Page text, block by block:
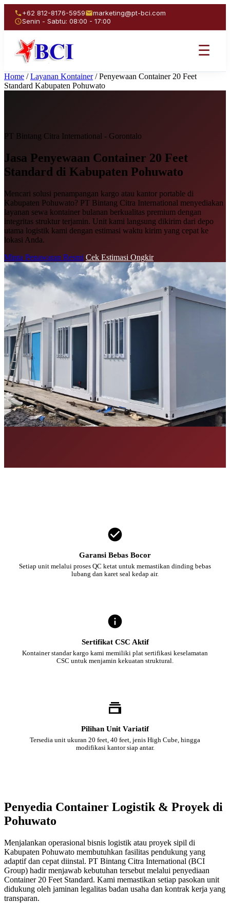
+62 812-8176-5959
marketing@pt-bci.com
Senin - Sabtu: 08:00 - 17:00
☰
Home / Layanan Kontainer / Penyewaan Container 20 Feet
Standard Kabupaten Pohuwato
PT Bintang Citra International - Gorontalo
Jasa Penyewaan Container 20 Feet
Standard di Kabupaten Pohuwato
Mencari solusi penampangan kargo atau kantor portable di
Kabupaten Pohuwato? PT Bintang Citra International menyediakan
layanan sewa kontainer bulanan berkualitas premium dengan
integritas struktur terjamin. Unit kami langsung dikirim dari depo
utama logistik kami dengan estimasi waktu kirim yang cepat ke
lokasi Anda.
Minta Penawaran Resmi Cek Estimasi Ongkir
Garansi Bebas Bocor
Setiap unit melalui proses QC ketat untuk memastikan dinding bebas
lubang dan karet seal kedap air.
Sertifikat CSC Aktif
Kontainer standar kargo kami memiliki plat sertifikasi keselamatan
CSC untuk menjamin kekuatan struktural.
Pilihan Unit Variatif
Tersedia unit ukuran 20 feet, 40 feet, jenis High Cube, hingga
modifikasi kantor siap antar.
Penyedia Container Logistik & Proyek di
Pohuwato
Menjalankan operasional bisnis logistik atau proyek sipil di
Kabupaten Pohuwato membutuhkan fasilitas pendukung yang
adaptif dan cepat diinstal. PT Bintang Citra International (BCI
Group) hadir menjawab kebutuhan tersebut melalui penyediaan
Container 20 Feet Standard. Kami memastikan setiap pasokan unit
didukung oleh jaminan legalitas badan usaha dan kontrak kerja yang
transparan.